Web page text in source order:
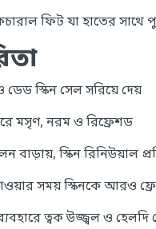
ফিট যা হাতের সাথে
স্কিন সেল সরিয়ে দেয়
মসৃণ, নরম ও রিফ্রেশড
বাড়ায়, স্কিন রিনিউয়াল
সময় স্কিনকে আরও
ত্বক উজ্জ্বল ও হেলদি